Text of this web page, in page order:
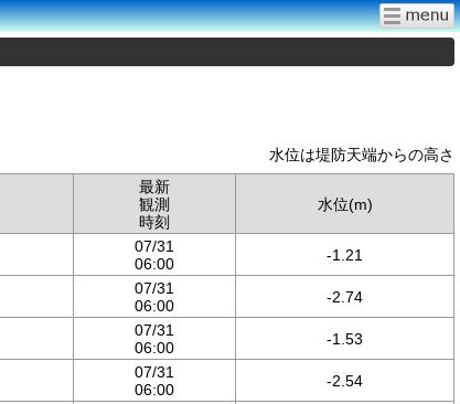
水位は堤防天端からの高さ
最新
観測
時刻
水位(m)
07/31
06:00
-1.21
07/31
06:00
-2.74
07/31
06:00
-1.53
07/31
06:00
-2.54